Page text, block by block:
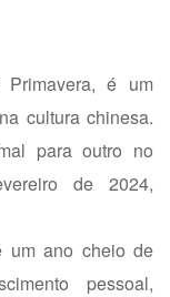
é um
cultura chinesa.
para outro no
de 2024,
um ano cheio de
pessoal,